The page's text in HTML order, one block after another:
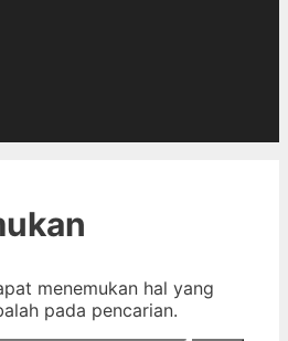
menemukan hal yang
pada pencarian.